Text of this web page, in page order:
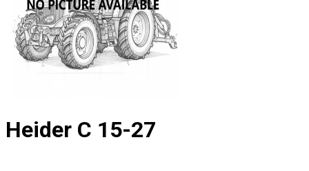
Heider C 15-27